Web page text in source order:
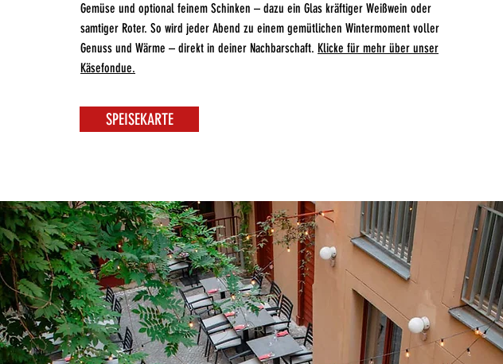
Gemüse und optional feinem Schinken – dazu ein Glas kräftiger Weißwein oder
samtiger Roter. So wird jeder Abend zu einem gemütlichen Wintermoment voller
Genuss und Wärme – direkt in deiner Nachbarschaft. Klicke für mehr über unser
Käsefondue.
SPEISEKARTE